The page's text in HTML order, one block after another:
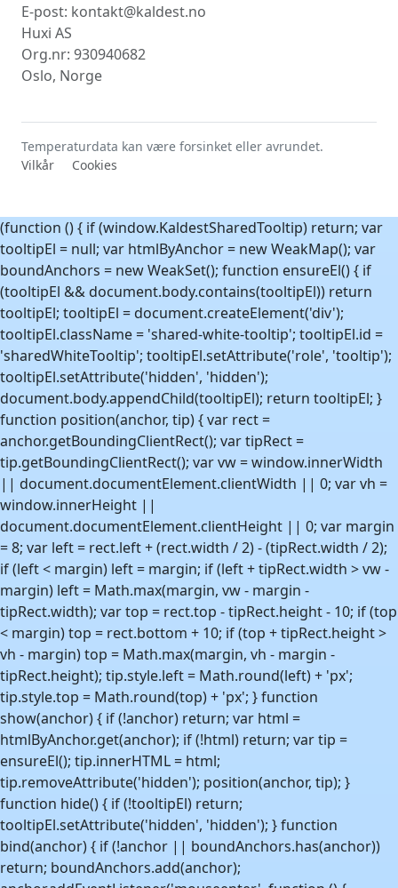
E-post: kontakt@kaldest.no
Huxi AS
Org.nr: 930940682
Oslo, Norge
Temperaturdata kan være forsinket eller avrundet.
Vilkår
Cookies
(function () { if (window.KaldestSharedTooltip) return; var
tooltipEl = null; var htmlByAnchor = new WeakMap(); var
boundAnchors = new WeakSet(); function ensureEl() { if
(tooltipEl && document.body.contains(tooltipEl)) return
tooltipEl; tooltipEl = document.createElement('div');
tooltipEl.className = 'shared-white-tooltip'; tooltipEl.id =
'sharedWhiteTooltip'; tooltipEl.setAttribute('role', 'tooltip');
tooltipEl.setAttribute('hidden', 'hidden');
document.body.appendChild(tooltipEl); return tooltipEl; }
function position(anchor, tip) { var rect =
anchor.getBoundingClientRect(); var tipRect =
tip.getBoundingClientRect(); var vw = window.innerWidth
|| document.documentElement.clientWidth || 0; var vh =
window.innerHeight ||
document.documentElement.clientHeight || 0; var margin
= 8; var left = rect.left + (rect.width / 2) - (tipRect.width / 2);
if (left < margin) left = margin; if (left + tipRect.width > vw -
margin) left = Math.max(margin, vw - margin -
tipRect.width); var top = rect.top - tipRect.height - 10; if (top
< margin) top = rect.bottom + 10; if (top + tipRect.height >
vh - margin) top = Math.max(margin, vh - margin -
tipRect.height); tip.style.left = Math.round(left) + 'px';
tip.style.top = Math.round(top) + 'px'; } function
show(anchor) { if (!anchor) return; var html =
htmlByAnchor.get(anchor); if (!html) return; var tip =
ensureEl(); tip.innerHTML = html;
tip.removeAttribute('hidden'); position(anchor, tip); }
function hide() { if (!tooltipEl) return;
tooltipEl.setAttribute('hidden', 'hidden'); } function
bind(anchor) { if (!anchor || boundAnchors.has(anchor))
return; boundAnchors.add(anchor);